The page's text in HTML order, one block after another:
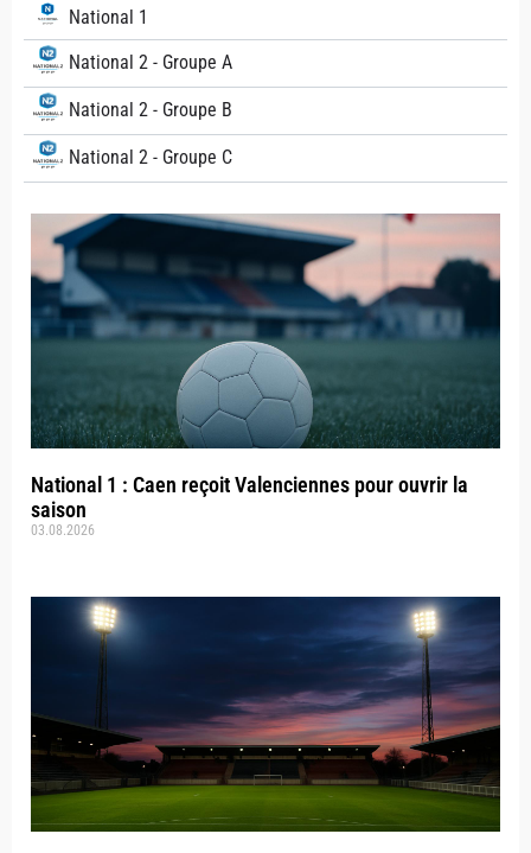
National 1
National 2 - Groupe A
National 2 - Groupe B
National 2 - Groupe C
National 1 : Caen reçoit Valenciennes pour ouvrir la
saison
03.08.2026